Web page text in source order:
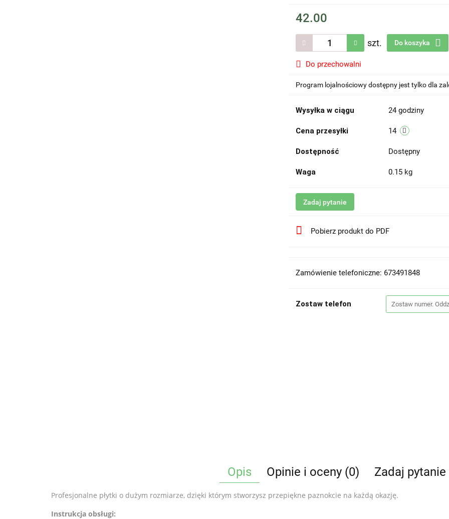
42.00
szt. Do koszyka
Do przechowalni
Program lojalnościowy dostępny jest tylko dla
Wysyłka w ciągu 24 godziny
Cena przesyłki 14
Dostępność Dostępny
Waga 0.15 kg
Zadaj pytanie
Pobierz produkt do PDF
Zamówienie telefoniczne: 673491848
Zostaw telefon
Opis Opinie i oceny (0) Zadaj pytanie
Profesjonalne płytki o dużym rozmiarze, dzięki którym stworzysz przepiękne paznokcie na każdą okazję.
Instrukcja obsługi: